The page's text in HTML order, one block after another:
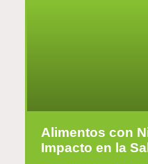
Alimentos con
Impacto en la